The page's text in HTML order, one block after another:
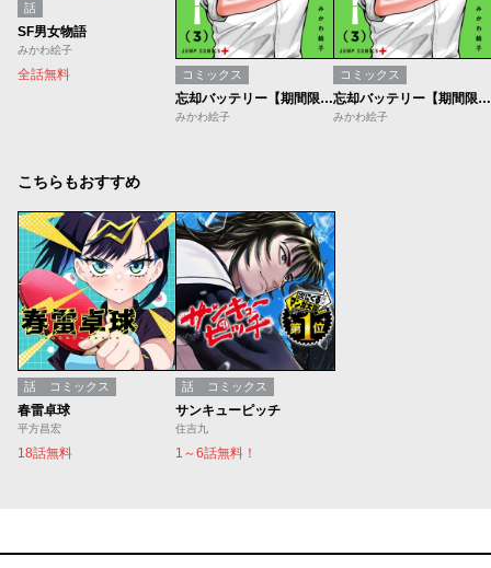
話
SF男女物語
みかわ絵子
全話無料 コミックス
忘却バッテリー【期間限定無料】
みかわ絵子
コミックス
忘却バッテリー【期間限定無料】
みかわ絵子
こちらもおすすめ
話 コミックス
春雷卓球
平方昌宏
18話無料
話 コミックス
サンキューピッチ
住吉九
1～6話無料！